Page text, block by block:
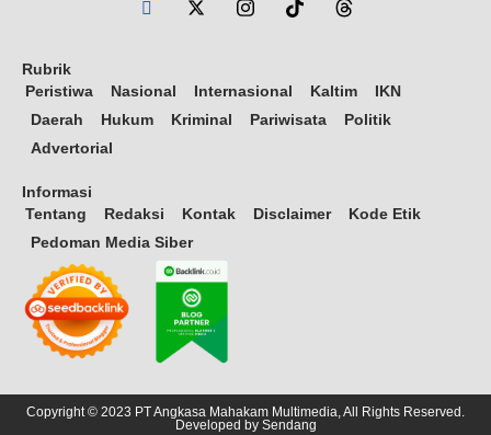
Rubrik
Peristiwa
Nasional Internasional Kaltim
IKN
Daerah
Hukum Kriminal Pariwisata
Politik
Advertorial
Informasi
Tentang
Redaksi Kontak Disclaimer
Kode Etik
Pedoman Media Siber
Copyright © 2023 PT Angkasa Mahakam Multimedia, All Rights Reserved.
Developed by Sendang